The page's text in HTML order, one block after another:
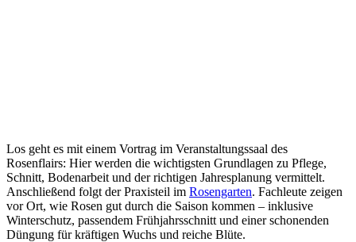
Los geht es mit einem Vortrag im Veranstaltungssaal des
Rosenflairs: Hier werden die wichtigsten Grundlagen zu Pflege,
Schnitt, Bodenarbeit und der richtigen Jahresplanung vermittelt.
Anschließend folgt der Praxisteil im Rosengarten. Fachleute zeigen
vor Ort, wie Rosen gut durch die Saison kommen – inklusive
Winterschutz, passendem Frühjahrsschnitt und einer schonenden
Düngung für kräftigen Wuchs und reiche Blüte.